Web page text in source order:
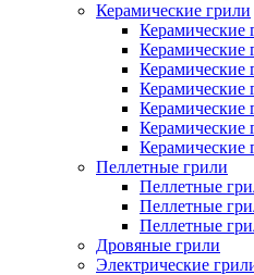
Керамические грили
Керамические
Керамические
Керамические
Керамические
Керамические
Керамические
Керамические
Пеллетные грили
Пеллетные
Пеллетные
Пеллетные
Дровяные грили
Электрические